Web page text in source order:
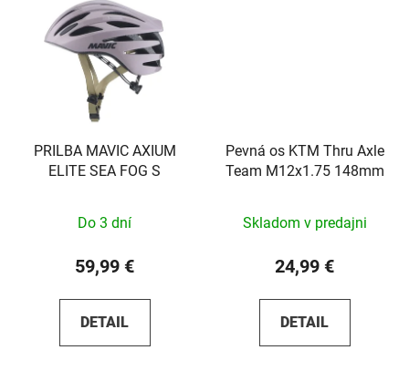
PRILBA MAVIC AXIUM
ELITE SEA FOG S
Do 3 dní
59,99 €
DETAIL
Pevná os KTM Thru Axle
Team M12x1.75 148mm
Skladom v predajni
24,99 €
DETAIL